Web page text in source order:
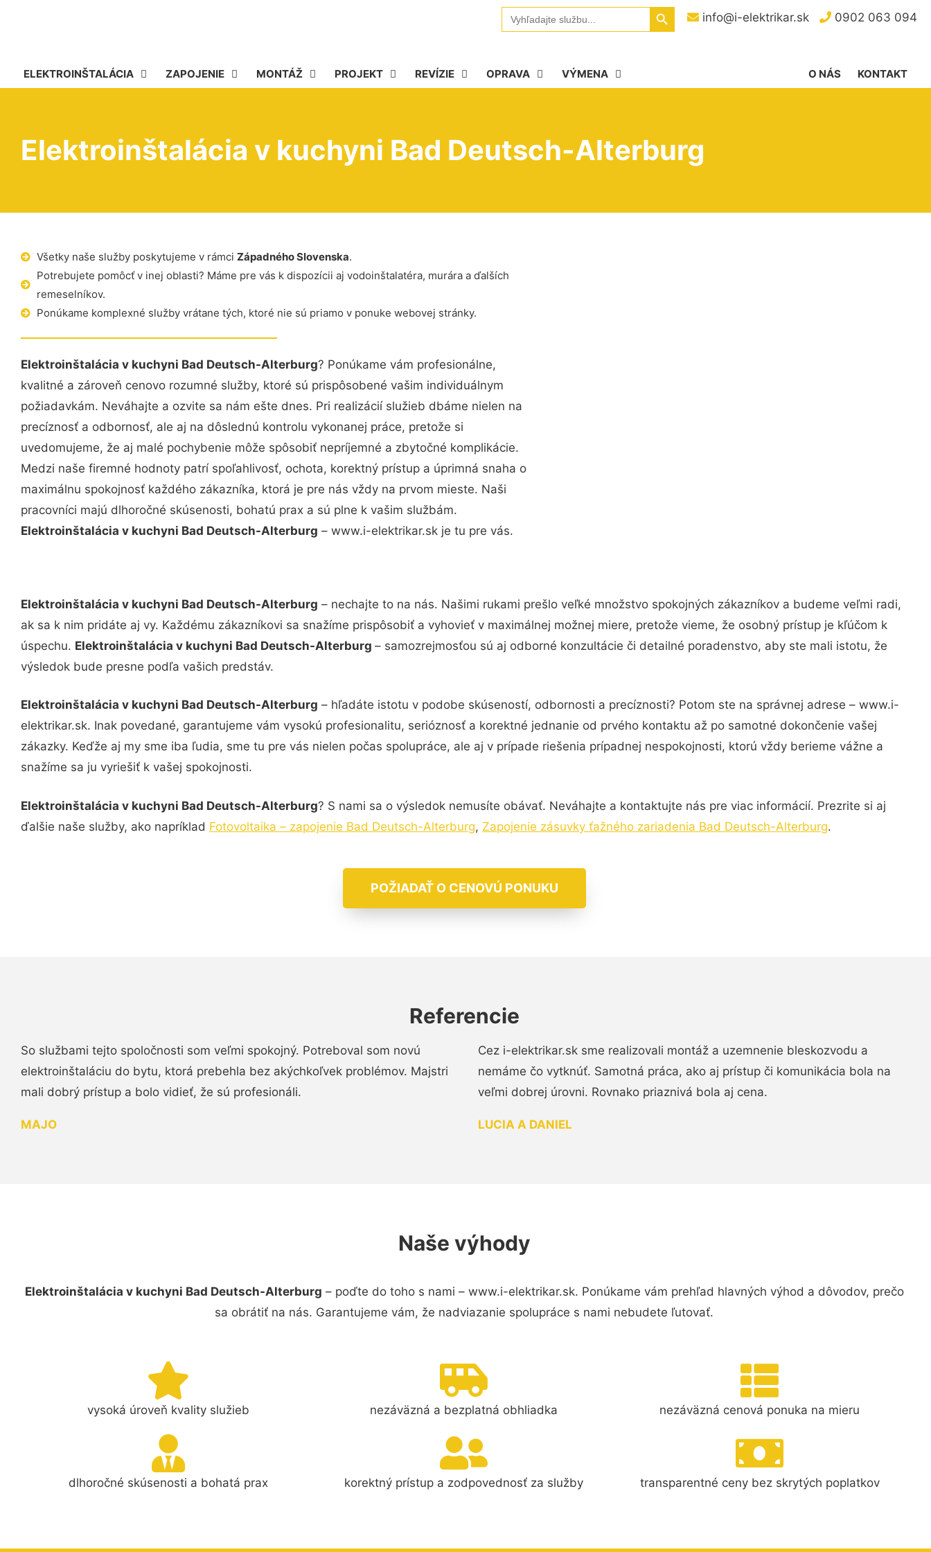
info@i-elektrikar.sk 0902 063 094
Search
for:
Search Button
ELEKTROINŠTALÁCIA ZAPOJENIE MONTÁŽ PROJEKT REVÍZIE OPRAVA VÝMENA KONTAKT
O NÁS
Elektroinštalácia v kuchyni Bad Deutsch-Alterburg
Všetky naše služby poskytujeme v rámci Západného Slovenska.
Potrebujete pomôcť v inej oblasti? Máme pre vás k dispozícii aj vodoinštalatéra, murára a ďalších
remeselníkov.
Ponúkame komplexné služby vrátane tých, ktoré nie sú priamo v ponuke webovej stránky.
Elektroinštalácia v kuchyni Bad Deutsch-Alterburg? Ponúkame vám profesionálne,
kvalitné a zároveň cenovo rozumné služby, ktoré sú prispôsobené vašim individuálnym
požiadavkám. Neváhajte a ozvite sa nám ešte dnes. Pri realizácií služieb dbáme nielen na
precíznosť a odbornosť, ale aj na dôslednú kontrolu vykonanej práce, pretože si
uvedomujeme, že aj malé pochybenie môže spôsobiť nepríjemné a zbytočné komplikácie.
Medzi naše firemné hodnoty patrí spoľahlivosť, ochota, korektný prístup a úprimná snaha o
maximálnu spokojnosť každého zákazníka, ktorá je pre nás vždy na prvom mieste. Naši
pracovníci majú dlhoročné skúsenosti, bohatú prax a sú plne k vašim službám.
Elektroinštalácia v kuchyni Bad Deutsch-Alterburg – www.i-elektrikar.sk je tu pre vás.
Elektroinštalácia v kuchyni Bad Deutsch-Alterburg – nechajte to na nás. Našimi rukami prešlo veľké množstvo spokojných zákazníkov a budeme veľmi radi,
ak sa k nim pridáte aj vy. Každému zákazníkovi sa snažíme prispôsobiť a vyhovieť v maximálnej možnej miere, pretože vieme, že osobný prístup je kľúčom k
úspechu. Elektroinštalácia v kuchyni Bad Deutsch-Alterburg – samozrejmosťou sú aj odborné konzultácie či detailné poradenstvo, aby ste mali istotu, že
výsledok bude presne podľa vašich predstáv.
Elektroinštalácia v kuchyni Bad Deutsch-Alterburg – hľadáte istotu v podobe skúseností, odbornosti a precíznosti? Potom ste na správnej adrese – www.i-
elektrikar.sk. Inak povedané, garantujeme vám vysokú profesionalitu, serióznosť a korektné jednanie od prvého kontaktu až po samotné dokončenie vašej
zákazky. Keďže aj my sme iba ľudia, sme tu pre vás nielen počas spolupráce, ale aj v prípade riešenia prípadnej nespokojnosti, ktorú vždy berieme vážne a
snažíme sa ju vyriešiť k vašej spokojnosti.
Elektroinštalácia v kuchyni Bad Deutsch-Alterburg? S nami sa o výsledok nemusíte obávať. Neváhajte a kontaktujte nás pre viac informácií. Prezrite si aj
ďalšie naše služby, ako napríklad Fotovoltaika – zapojenie Bad Deutsch-Alterburg, Zapojenie zásuvky ťažného zariadenia Bad Deutsch-Alterburg.
POŽIADAŤ O CENOVÚ PONUKU
Referencie
So službami tejto spoločnosti som veľmi spokojný. Potreboval som novú
elektroinštaláciu do bytu, ktorá prebehla bez akýchkoľvek problémov. Majstri
mali dobrý prístup a bolo vidieť, že sú profesionáli.
MAJO
Cez i-elektrikar.sk sme realizovali montáž a uzemnenie bleskozvodu a
nemáme čo vytknúť. Samotná práca, ako aj prístup či komunikácia bola na
veľmi dobrej úrovni. Rovnako priaznivá bola aj cena.
LUCIA A DANIEL
Naše výhody
Elektroinštalácia v kuchyni Bad Deutsch-Alterburg – poďte do toho s nami – www.i-elektrikar.sk. Ponúkame vám prehľad hlavných výhod a dôvodov, prečo
sa obrátiť na nás. Garantujeme vám, že nadviazanie spolupráce s nami nebudete ľutovať.
vysoká úroveň kvality služieb nezáväzná a bezplatná obhliadka nezáväzná cenová ponuka na mieru
dlhoročné skúsenosti a bohatá prax korektný prístup a zodpovednosť za služby transparentné ceny bez skrytých poplatkov